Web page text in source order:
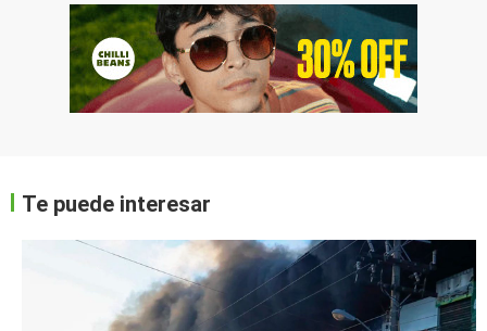
Te puede interesar